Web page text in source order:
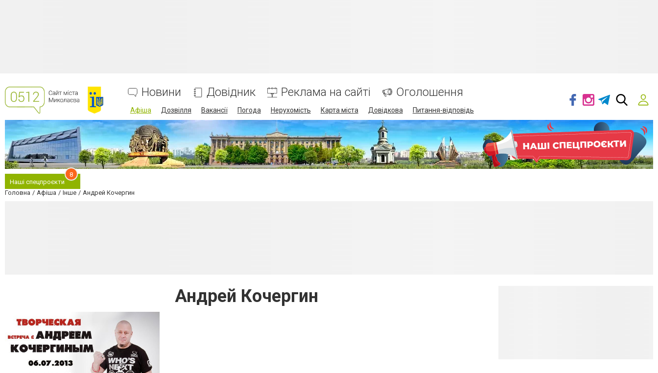
Новини Довідник Реклама на сайті Оголошення
Афіша Дозвілля Вакансії Погода Нерухомість Карта міста Довідкова Питання-відповідь
Наші спецпроєкти
8
Головна Афіша Інше Андрей Кочергин
Андрей Кочергин